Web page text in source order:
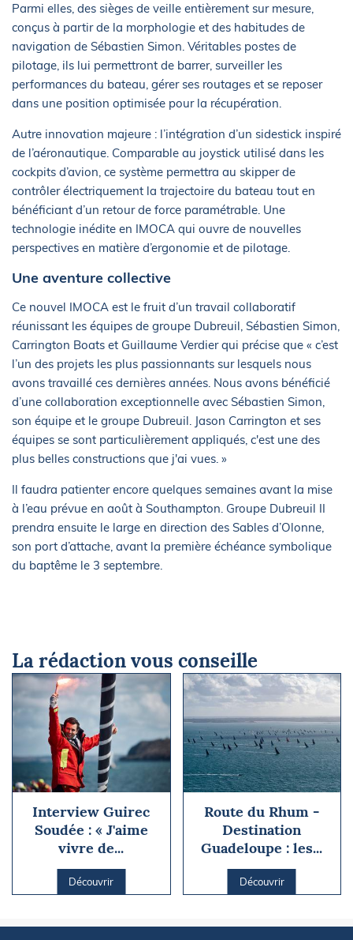
Parmi elles, des sièges de veille entièrement sur mesure,
conçus à partir de la morphologie et des habitudes de
navigation de Sébastien Simon. Véritables postes de
pilotage, ils lui permettront de barrer, surveiller les
performances du bateau, gérer ses routages et se reposer
dans une position optimisée pour la récupération.
Autre innovation majeure : l’intégration d’un sidestick inspiré
de l’aéronautique. Comparable au joystick utilisé dans les
cockpits d’avion, ce système permettra au skipper de
contrôler électriquement la trajectoire du bateau tout en
bénéficiant d’un retour de force paramétrable. Une
technologie inédite en IMOCA qui ouvre de nouvelles
perspectives en matière d’ergonomie et de pilotage.
Une aventure collective
Ce nouvel IMOCA est le fruit d’un travail collaboratif
réunissant les équipes de groupe Dubreuil, Sébastien Simon,
Carrington Boats et Guillaume Verdier qui précise que « c’est
l’un des projets les plus passionnants sur lesquels nous
avons travaillé ces dernières années. Nous avons bénéficié
d’une collaboration exceptionnelle avec Sébastien Simon,
son équipe et le groupe Dubreuil. Jason Carrington et ses
équipes se sont particulièrement appliqués, c'est une des
plus belles constructions que j'ai vues. »
Il faudra patienter encore quelques semaines avant la mise
à l’eau prévue en août à Southampton. Groupe Dubreuil II
prendra ensuite le large en direction des Sables d’Olonne,
son port d’attache, avant la première échéance symbolique
du baptême le 3 septembre.
La rédaction vous conseille
Interview Guirec
Soudée : « J'aime
vivre de...
Découvrir
Route du Rhum -
Destination
Guadeloupe : les...
Découvrir